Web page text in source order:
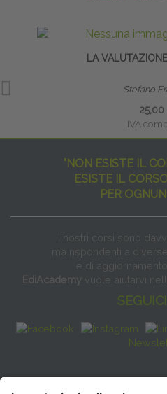
LA
Stefano
IVA
"NON ESISTE IL
ESISTE IL
PER
I nostri corsi sono
ma rispondenti a
e di
EdiAcademy vuole aiutarvi